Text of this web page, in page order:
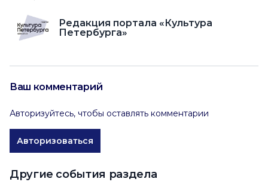
Редакция портала «Культура
Петербурга»
Ваш комментарий
Авторизуйтесь, чтобы оставлять комментарии
Авторизоваться
Другие события раздела